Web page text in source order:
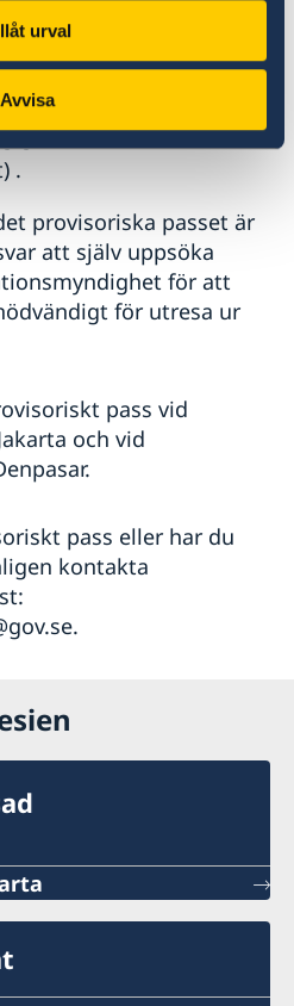
urval
Avvisa
passet är SEK
erläggs med
ansökningstillfället
gäller endast vid Bali
.
provisoriska passet är
att själv uppsöka
för att
för utresa ur
pass vid
och vid
pass eller har du
kontakta